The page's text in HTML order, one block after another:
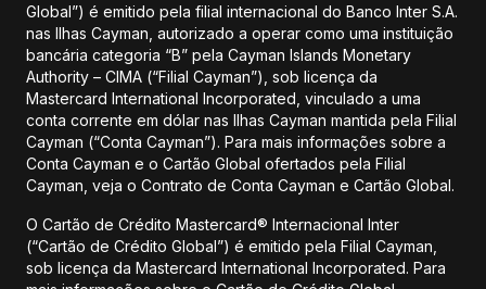
Global”) é emitido pela filial internacional do Banco Inter S.A.
nas Ilhas Cayman, autorizado a operar como uma instituição
bancária categoria “B” pela Cayman Islands Monetary
Authority – CIMA (“Filial Cayman”), sob licença da
Mastercard International Incorporated, vinculado a uma
conta corrente em dólar nas Ilhas Cayman mantida pela Filial
Cayman (“Conta Cayman”). Para mais informações sobre a
Conta Cayman e o Cartão Global ofertados pela Filial
Cayman, veja o Contrato de Conta Cayman e Cartão Global.
O Cartão de Crédito Mastercard® Internacional Inter
(“Cartão de Crédito Global”) é emitido pela Filial Cayman,
sob licença da Mastercard International Incorporated. Para